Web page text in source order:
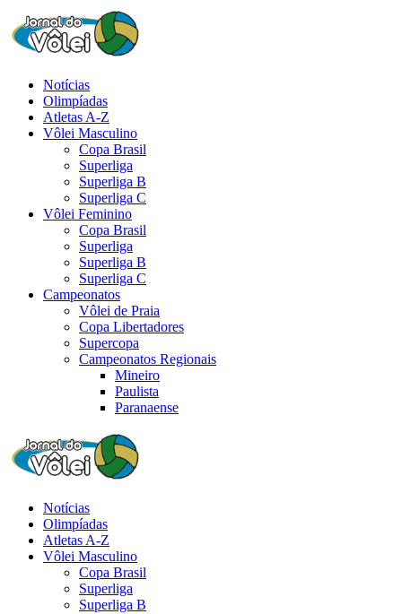
Notícias
Olimpíadas
Atletas A-Z
Vôlei Masculino
Copa Brasil
Superliga
Superliga B
Superliga C
Vôlei Feminino
Copa Brasil
Superliga
Superliga B
Superliga C
Campeonatos
Vôlei de Praia
Copa Libertadores
Supercopa
Campeonatos Regionais
Mineiro
Paulista
Paranaense
Notícias
Olimpíadas
Atletas A-Z
Vôlei Masculino
Copa Brasil
Superliga
Superliga B